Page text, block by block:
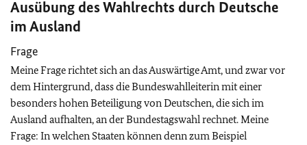
Ausübung des Wahlrechts durch Deutsche
im Ausland
Frage
Meine Frage richtet sich an das Auswärtige Amt, und zwar vor
dem Hintergrund, dass die Bundeswahlleiterin mit einer
besonders hohen Beteiligung von Deutschen, die sich im
Ausland aufhalten, an der Bundestagswahl rechnet. Meine
Frage: In welchen Staaten können denn zum Beispiel